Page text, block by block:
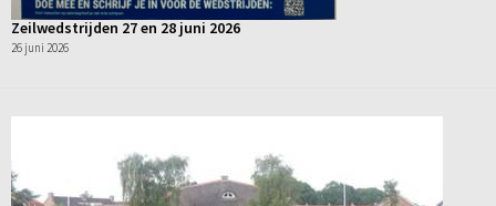
Zeilwedstrijden 27 en 28 juni 2026
26 juni 2026